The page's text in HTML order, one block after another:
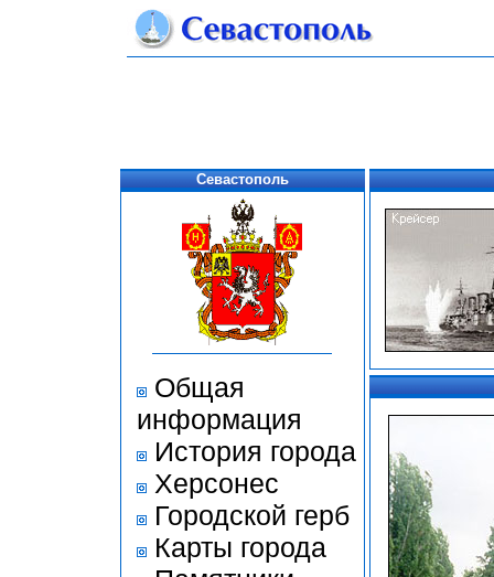
Севастополь
Общая
информация
История города
Херсонес
Городской герб
Карты города